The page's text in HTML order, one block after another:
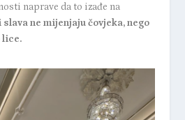
naprave da to izađe na
slava ne mijenjaju čovjeka, nego
lice.